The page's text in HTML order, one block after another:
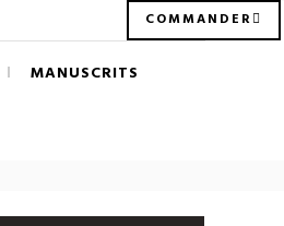
COMMANDER
MANUSCRITS